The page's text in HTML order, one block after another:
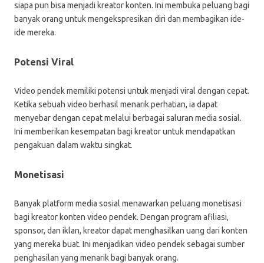
siapa pun bisa menjadi kreator konten. Ini membuka peluang bagi
banyak orang untuk mengekspresikan diri dan membagikan ide-
ide mereka.
Potensi Viral
Video pendek memiliki potensi untuk menjadi viral dengan cepat.
Ketika sebuah video berhasil menarik perhatian, ia dapat
menyebar dengan cepat melalui berbagai saluran media sosial.
Ini memberikan kesempatan bagi kreator untuk mendapatkan
pengakuan dalam waktu singkat.
Monetisasi
Banyak platform media sosial menawarkan peluang monetisasi
bagi kreator konten video pendek. Dengan program afiliasi,
sponsor, dan iklan, kreator dapat menghasilkan uang dari konten
yang mereka buat. Ini menjadikan video pendek sebagai sumber
penghasilan yang menarik bagi banyak orang.